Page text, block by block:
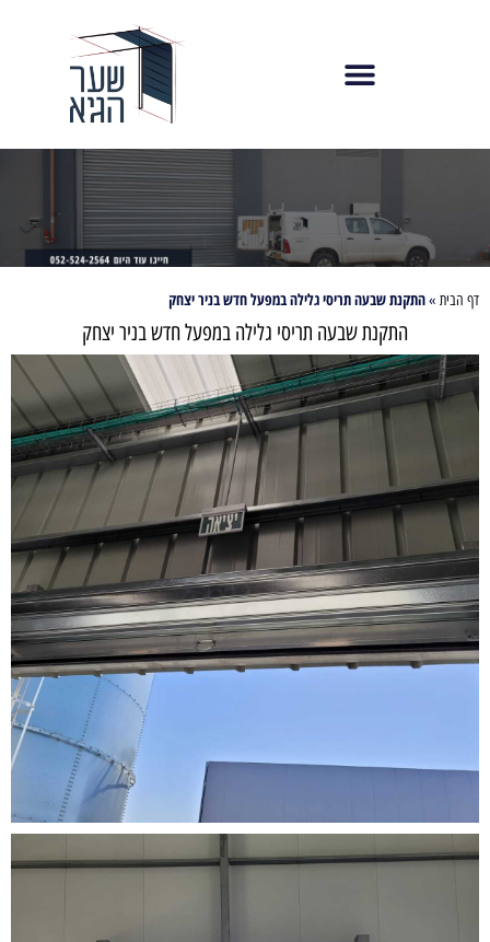
דף הבית »התקנת שבעה תריסי גלילה במפעל חדש בניר יצחק
התקנת שבעה תריסי גלילה במפעל חדש בניר יצחק